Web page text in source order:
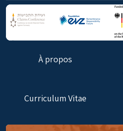
À propos
Curriculum Vitae